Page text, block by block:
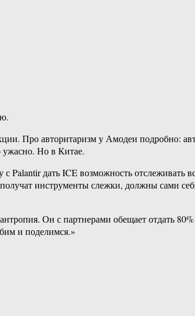
Про авторитаризм у Амодеи подробно:
ужасно. Но в Китае.
дать ICE возможность отслеживать
инструменты слежки, должны сами
Он с партнерами обещает отдать
и поделимся.»